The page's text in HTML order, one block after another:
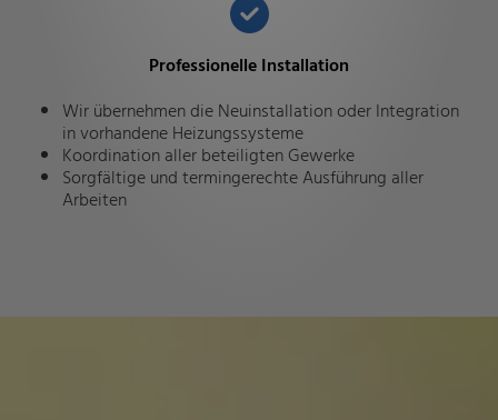
Professionelle Installation
Wir übernehmen die Neuinstallation oder Integration
in vorhandene Heizungssysteme
Koordination aller beteiligten Gewerke
Sorgfältige und termingerechte Ausführung aller
Arbeiten